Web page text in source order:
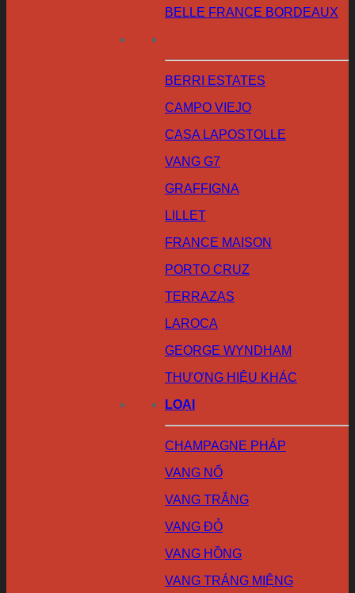
BELLE FRANCE BORDEAUX
BERRI ESTATES
CAMPO VIEJO
CASA LAPOSTOLLE
VANG G7
GRAFFIGNA
LILLET
FRANCE MAISON
PORTO CRUZ
TERRAZAS
LAROCA
GEORGE WYNDHAM
THƯƠNG HIỆU KHÁC
LOẠI
CHAMPAGNE PHÁP
VANG NỔ
VANG TRẮNG
VANG ĐỎ
VANG HỒNG
VANG TRÁNG MIỆNG